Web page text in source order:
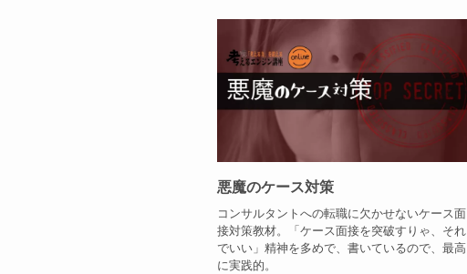
悪魔のケース対策
コンサルタントへの転職に欠かせないケース面
接対策教材。「ケース面接を突破すりゃ、それ
でいい」精神を多めで、書いているので、最高
に実践的。